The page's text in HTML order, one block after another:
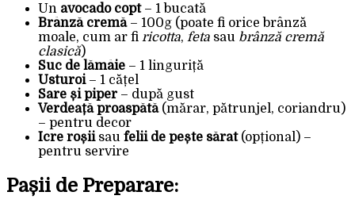
Un avocado copt– 1 bucată
Brânză cremă– 100g (poate fi orice brânză
moale, cum ar fi ricotta, feta sau brânză cremă
clasică)
Suc de lămâie – 1 linguriță
Usturoi– 1 cățel
Sare și piper – după gust
Verdeață proaspătă(mărar, pătrunjel, coriandru)
– pentru decor
Icre roșiisau felii de pește sărat(opțional) –
pentru servire
Pașii de Preparare: